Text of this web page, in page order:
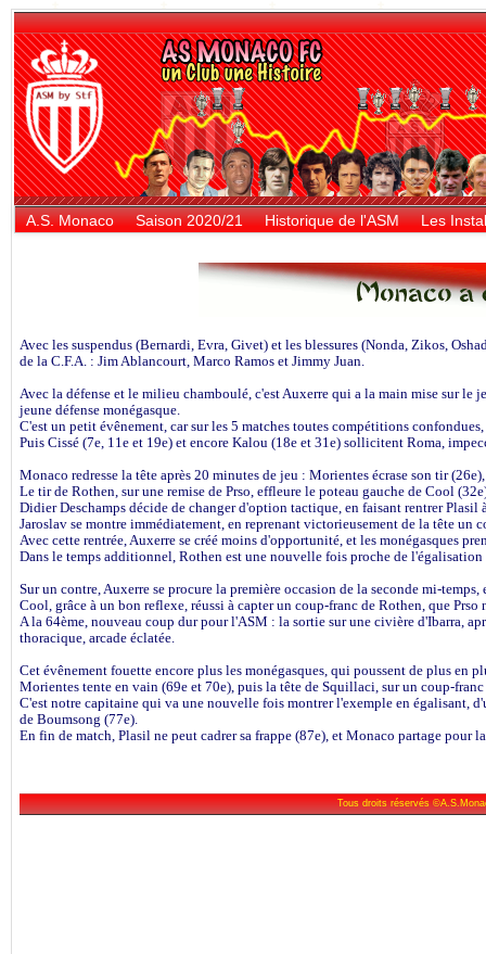
A.S. Monaco Saison 2020/21 Historique de l'ASM Les
Avec les suspendus (Bernardi, Evra, Givet) et les blessures (Nonda, Zikos,
de la C.F.A. : Jim Ablancourt, Marco Ramos et Jimmy Juan.
Avec la défense et le milieu chamboulé, c'est Auxerre qui a la main mise sur le
jeune défense monégasque.
C'est un petit évênement, car sur les 5 matches toutes compétitions
Puis Cissé (7e, 11e et 19e) et encore Kalou (18e et 31e) sollicitent Roma,
Monaco redresse la tête après 20 minutes de jeu : Morientes écrase son tir
Le tir de Rothen, sur une remise de Prso, effleure le poteau gauche de Cool
Didier Deschamps décide de changer d'option tactique, en faisant rentrer
Jaroslav se montre immédiatement, en reprenant victorieusement de la tête
Avec cette rentrée, Auxerre se créé moins d'opportunité, et les monégasques
Dans le temps additionnel, Rothen est une nouvelle fois proche de l'égalisation
Sur un contre, Auxerre se procure la première occasion de la seconde mi-
Cool, grâce à un bon reflexe, réussi à capter un coup-franc de Rothen, que
A la 64ème, nouveau coup dur pour l'ASM : la sortie sur une civière d'Ibarra,
thoracique, arcade éclatée.
Cet évênement fouette encore plus les monégasques, qui poussent de plus en
Morientes tente en vain (69e et 70e), puis la tête de Squillaci, sur un coup-
C'est notre capitaine qui va une nouvelle fois montrer l'exemple en égalisant,
de Boumsong (77e).
En fin de match, Plasil ne peut cadrer sa frappe (87e), et Monaco partage pour
Tous droits réservés